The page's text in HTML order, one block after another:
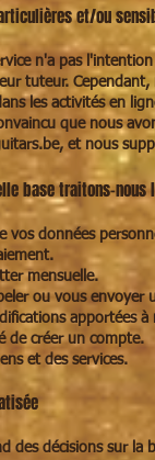
et/ou
n'a pas
tuteur.
les activités en
que nous
, et nous
base traitons-nous
vos données
mensuelle.
ou vous envoyer
apportées à
de créer un compte.
et des services.
des décisions sur